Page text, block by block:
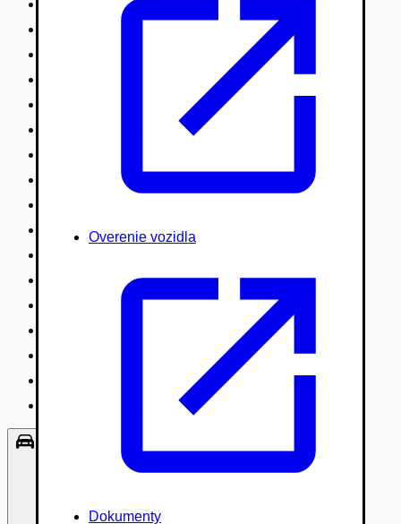
Overenie vozidla
Dokumenty
Nákladné vozidlá nad 7,5t
Vodné/Snežné skútre, štvorkolky
Poľnohospodárske vozidlá / stroje
Hydraulické ruky autožeriavy
Špeciály/nosiče kontajnerov
Návesy/prívesy nadstavby
Lode/člny, lietadlá/vznášadlá
Príslušenstvo, Oblečenie